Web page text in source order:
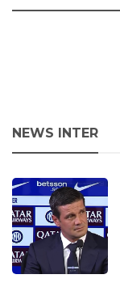
NEWS INTER